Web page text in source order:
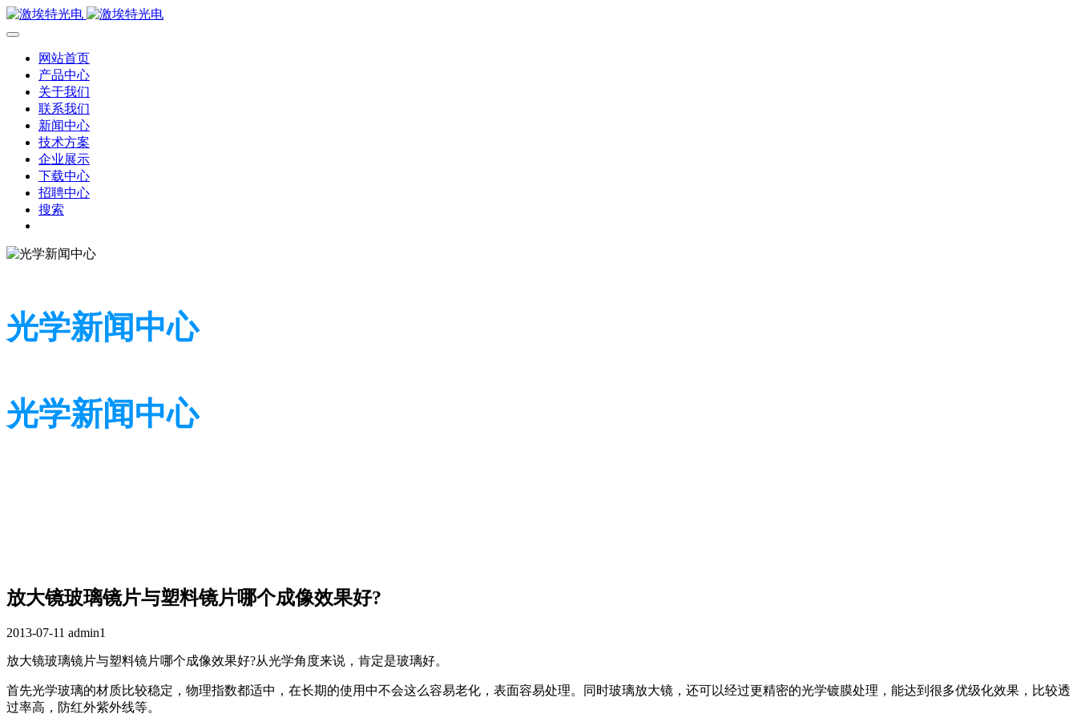
网站首页
产品中心
关于我们
联系我们
新闻中心
技术方案
企业展示
下载中心
招聘中心
搜索
光学新闻中心
光学新闻中心
放大镜玻璃镜片与塑料镜片哪个成像效果好?
2013-07-11 admin1
放大镜玻璃镜片与塑料镜片哪个成像效果好?从光学角度来说，肯定是玻璃好。
首先光学玻璃的材质比较稳定，物理指数都适中，在长期的使用中不会这么容易老化，表面容易处理。同时玻璃放大镜，还可以经过更精密的光学镀膜处理，能达到很多优级化效果，比较透
过率高，防红外紫外线等。